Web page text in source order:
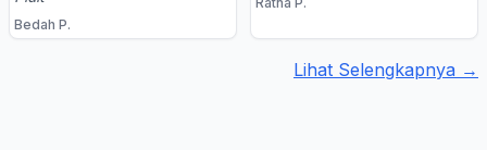
Bedah P.
Lihat Selengkapnya →